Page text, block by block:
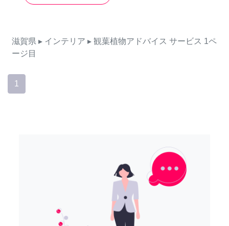
滋賀県 ▸ インテリア ▸ 観葉植物アドバイス サービス 1ペ
ージ目
1